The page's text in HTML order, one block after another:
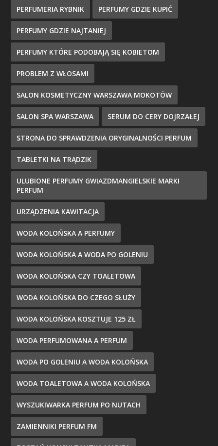
PERFUMERIA RYBNIK PERFUMY GDZIE KUPIĆ
PERFUMY GDZIE NAJTANIEJ
PERFUMY KTÓRE PODOBAJĄ SIĘ KOBIETOM
PROBLEM Z WŁOSAMI
SALON KOSMETYCZNY WARSZAWA MOKOTÓW
SALON SPA WARSZAWA SERUM DO CERY DOJRZAŁEJ
STRONA DO SPRAWDZENIA ORYGINALNOŚCI PERFUM
TABLETKI NA TRĄDZIK
ULUBIONE PERFUMY GWIAZDMANGIELSKIE MARKI
PERFUM
URZĄDZENIA KAWITACJA
WODA KOLOŃSKA A PERFUMY
WODA KOLOŃSKA A WODA PO GOLENIU
WODA KOLOŃSKA CZY TOALETOWA
WODA KOLOŃSKA DO CZEGO SŁUŻY
WODA KOLOŃSKA KOSZTUJE 125 ZŁ
WODA PERFUMOWANA A PERFUM
WODA PO GOLENIU A WODA KOLOŃSKA
WODA TOALETOWA A WODA KOLOŃSKA
WYSZUKIWARKA PERFUM PO NUTACH
ZAMIENNIKI PERFUM FM